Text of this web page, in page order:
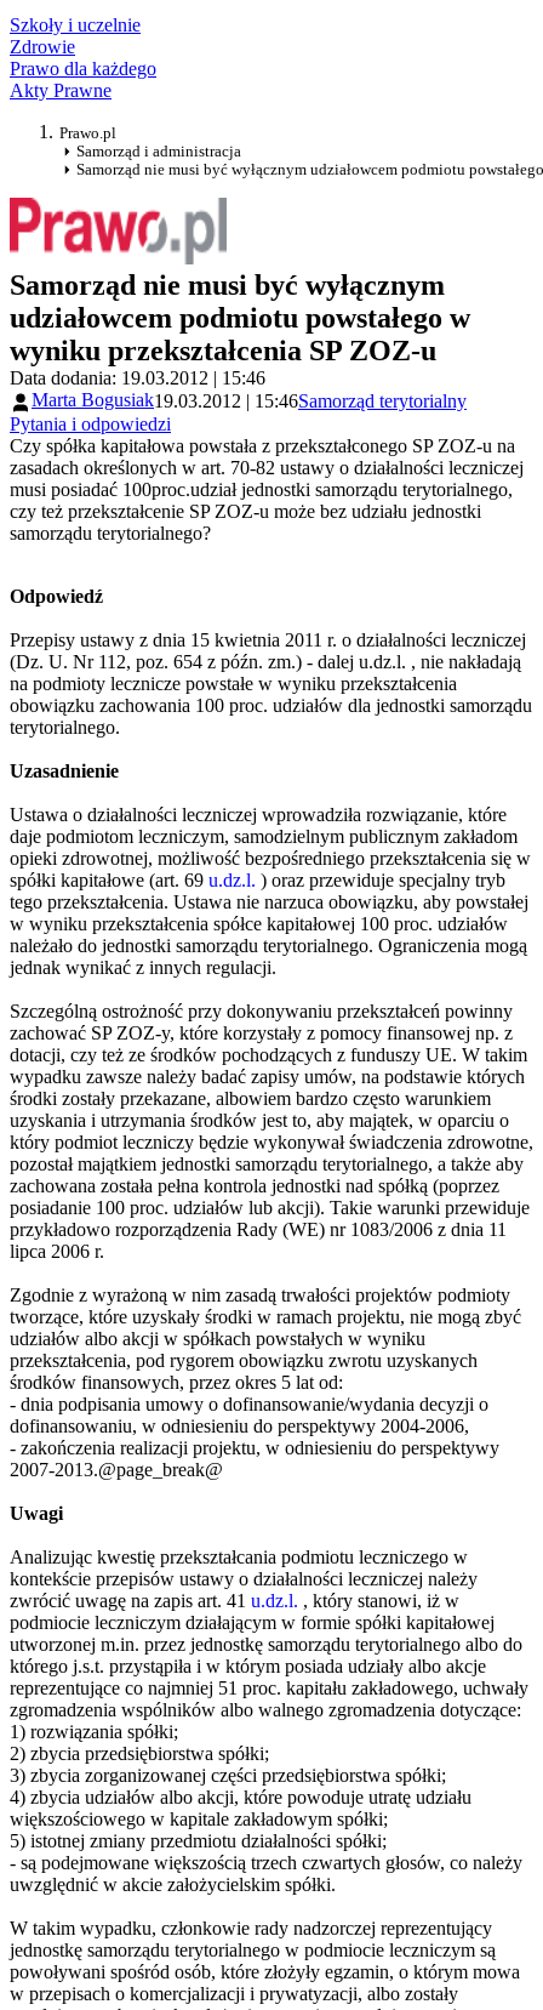
Szkoły i uczelnie
Zdrowie
Prawo dla każdego
Akty Prawne
Prawo.pl
Samorząd i administracja
Samorząd nie musi być wyłącznym udziałowcem podmiotu
Samorząd nie musi być wyłącznym
udziałowcem podmiotu powstałego w
wyniku przekształcenia SP ZOZ-u
Data dodania: 19.03.2012 | 15:46
Marta Bogusiak19.03.2012 | 15:46Samorząd terytorialny
Pytania i odpowiedzi
Czy spółka kapitałowa powstała z przekształconego SP ZOZ-u na
zasadach określonych w art. 70-82 ustawy o działalności leczniczej
musi posiadać 100proc.udział jednostki samorządu terytorialnego,
czy też przekształcenie SP ZOZ-u może bez udziału jednostki
samorządu terytorialnego?
Odpowiedź
Przepisy ustawy z dnia 15 kwietnia 2011 r. o działalności leczniczej
(Dz. U. Nr 112, poz. 654 z późn. zm.) - dalej u.dz.l. , nie nakładają
na podmioty lecznicze powstałe w wyniku przekształcenia
obowiązku zachowania 100 proc. udziałów dla jednostki samorządu
terytorialnego.
Uzasadnienie
Ustawa o działalności leczniczej wprowadziła rozwiązanie, które
daje podmiotom leczniczym, samodzielnym publicznym zakładom
opieki zdrowotnej, możliwość bezpośredniego przekształcenia się w
spółki kapitałowe (art. 69 u.dz.l. ) oraz przewiduje specjalny tryb
tego przekształcenia. Ustawa nie narzuca obowiązku, aby powstałej
w wyniku przekształcenia spółce kapitałowej 100 proc. udziałów
należało do jednostki samorządu terytorialnego. Ograniczenia mogą
jednak wynikać z innych regulacji.
Szczególną ostrożność przy dokonywaniu przekształceń powinny
zachować SP ZOZ-y, które korzystały z pomocy finansowej np. z
dotacji, czy też ze środków pochodzących z funduszy UE. W takim
wypadku zawsze należy badać zapisy umów, na podstawie których
środki zostały przekazane, albowiem bardzo często warunkiem
uzyskania i utrzymania środków jest to, aby majątek, w oparciu o
który podmiot leczniczy będzie wykonywał świadczenia zdrowotne,
pozostał majątkiem jednostki samorządu terytorialnego, a także aby
zachowana została pełna kontrola jednostki nad spółką (poprzez
posiadanie 100 proc. udziałów lub akcji). Takie warunki przewiduje
przykładowo rozporządzenia Rady (WE) nr 1083/2006 z dnia 11
lipca 2006 r.
Zgodnie z wyrażoną w nim zasadą trwałości projektów podmioty
tworzące, które uzyskały środki w ramach projektu, nie mogą zbyć
udziałów albo akcji w spółkach powstałych w wyniku
przekształcenia, pod rygorem obowiązku zwrotu uzyskanych
środków finansowych, przez okres 5 lat od:
- dnia podpisania umowy o dofinansowanie/wydania decyzji o
dofinansowaniu, w odniesieniu do perspektywy 2004-2006,
- zakończenia realizacji projektu, w odniesieniu do perspektywy
2007-2013.@page_break@
Uwagi
Analizując kwestię przekształcania podmiotu leczniczego w
kontekście przepisów ustawy o działalności leczniczej należy
zwrócić uwagę na zapis art. 41 u.dz.l. , który stanowi, iż w
podmiocie leczniczym działającym w formie spółki kapitałowej
utworzonej m.in. przez jednostkę samorządu terytorialnego albo do
którego j.s.t. przystąpiła i w którym posiada udziały albo akcje
reprezentujące co najmniej 51 proc. kapitału zakładowego, uchwały
zgromadzenia wspólników albo walnego zgromadzenia dotyczące:
1) rozwiązania spółki;
2) zbycia przedsiębiorstwa spółki;
3) zbycia zorganizowanej części przedsiębiorstwa spółki;
4) zbycia udziałów albo akcji, które powoduje utratę udziału
większościowego w kapitale zakładowym spółki;
5) istotnej zmiany przedmiotu działalności spółki;
- są podejmowane większością trzech czwartych głosów, co należy
uwzględnić w akcie założycielskim spółki.
W takim wypadku, członkowie rady nadzorczej reprezentujący
jednostkę samorządu terytorialnego w podmiocie leczniczym są
powoływani spośród osób, które złożyły egzamin, o którym mowa
w przepisach o komercjalizacji i prywatyzacji, albo zostały